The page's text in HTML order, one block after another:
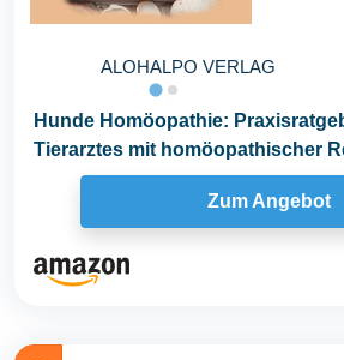
ALOHALPO VERLAG
Hunde Homöopathie:
Tierarztes mit homöopathischer
Zum Angebot